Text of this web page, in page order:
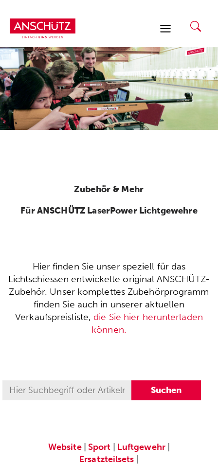
Inhalt
springen
Zubehör & Mehr
Für ANSCHÜTZ LaserPower Lichtgewehre
Hier finden Sie unser speziell für das
Lichtschiessen entwickelte original ANSCHÜTZ-
Zubehör. Unser komplettes Zubehörprogramm
finden Sie auch in unserer aktuellen
Verkaufspreisliste, die Sie hier herunterladen
können.
Website| Sport Luftgewehr|
Ersatzteilsets